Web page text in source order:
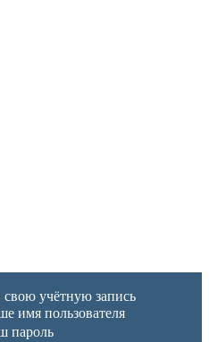
учётную запись
имя пользователя
пароль